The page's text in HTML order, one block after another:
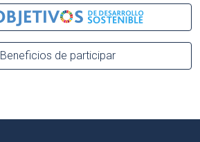
Beneficios de participar